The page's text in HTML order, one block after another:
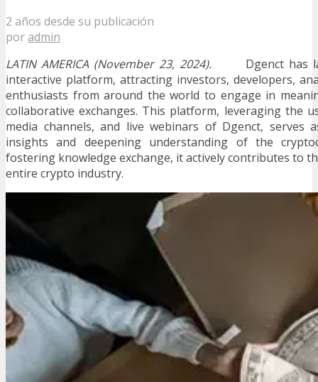
2 años desde su publicación
poradmin
LATIN AMERICA (November 23, 2024).Dgenct has
interactive platform, attracting investors, developers,
enthusiasts from around the world to engage in
collaborative exchanges. This platform, leveraging the
media channels, and live webinars of Dgenct, serves
insights and deepening understanding of the
fostering knowledge exchange, it actively contributes to
entire crypto industry.